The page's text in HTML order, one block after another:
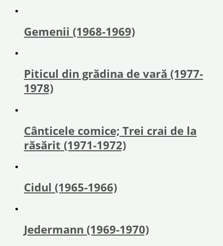
Gemenii (1968-1969)
Piticul din grădina de vară (1977-
1978)
Cânticele comice; Trei crai de la
răsărit (1971-1972)
Cidul (1965-1966)
Jedermann (1969-1970)